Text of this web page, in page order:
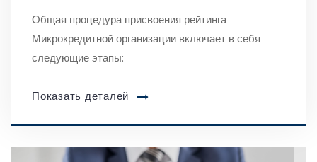
Общая процедура присвоения рейтинга
Микрокредитной организации включает в себя
следующие этапы:
Показать деталей